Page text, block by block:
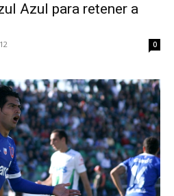
Azul para retener a
0